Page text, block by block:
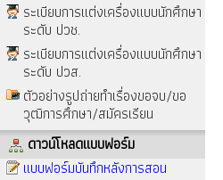
ระเบียบการแต่งเครื่องแบบนักศึกษา
ระดับ ปวช.
ระเบียบการแต่งเครื่องแบบนักศึกษา
ระดับ ปวส.
ตัวอย่างรูปถ่ายทำเรื่องขอจบ/ขอ
วุฒิการศึกษา/สมัครเรียน
ดาวน์โหลดแบบฟอร์ม
แบบฟอร์มบันทึกหลังการสอน